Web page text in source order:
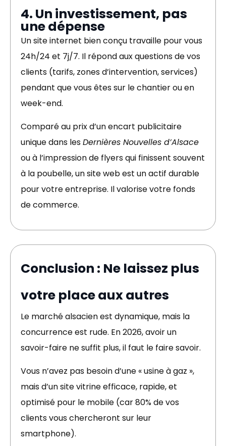
4. Un investissement, pas
une dépense
Un site internet bien conçu travaille pour vous
24h/24 et 7j/7. Il répond aux questions de vos
clients (tarifs, zones d’intervention, services)
pendant que vous êtes sur le chantier ou en
week-end.
Comparé au prix d’un encart publicitaire
unique dans lesDernières Nouvelles d’Alsace
ou à l’impression de flyers qui finissent souvent
à la poubelle, un site web est un actif durable
pour votre entreprise. Il valorise votre fonds
de commerce.
Conclusion : Ne laissez plus
votre place aux autres
Le marché alsacien est dynamique, mais la
concurrence est rude. En 2026, avoir un
savoir-faire ne suffit plus, il faut le faire savoir.
Vous n’avez pas besoin d’une « usine à gaz »,
mais d’un site vitrine efficace, rapide, et
optimisé pour le mobile (car 80% de vos
clients vous chercheront sur leur
smartphone).